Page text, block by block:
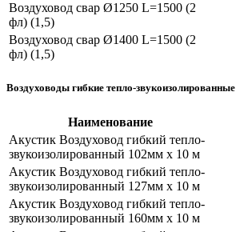
Воздуховод свар Ø1250 L=1500 (2
фл) (1,5)
Воздуховод свар Ø1400 L=1500 (2
фл) (1,5)
Воздуховоды гибкие тепло-звукоизолированные
Наименование
Акустик Воздуховод гибкий тепло-
звукоизолированный 102мм х 10 м
Акустик Воздуховод гибкий тепло-
звукоизолированный 127мм х 10 м
Акустик Воздуховод гибкий тепло-
звукоизолированный 160мм х 10 м